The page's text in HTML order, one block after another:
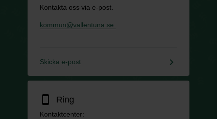
Kontakta oss via e-post.
kommun@vallentuna.se
Skicka e-post keyboard_arrow_right
smartphone Ring
Kontaktcenter: